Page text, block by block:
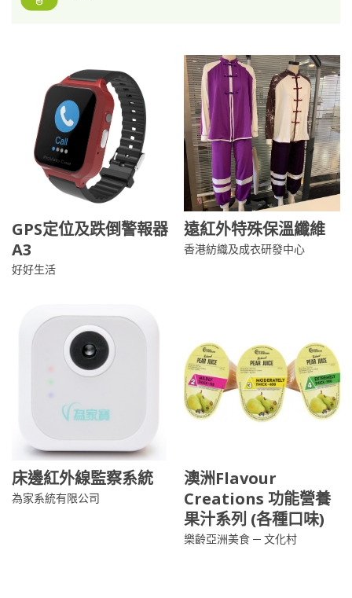
GPS定位及跌倒警報器
A3
好好生活
遠紅外特殊保溫纖維
香港紡織及成衣研發中心
床邊紅外線監察系統
為家系統有限公司
澳洲Flavour
Creations 功能營養
果汁系列 (各種口味)
樂齡亞洲美食 ─ 文化村